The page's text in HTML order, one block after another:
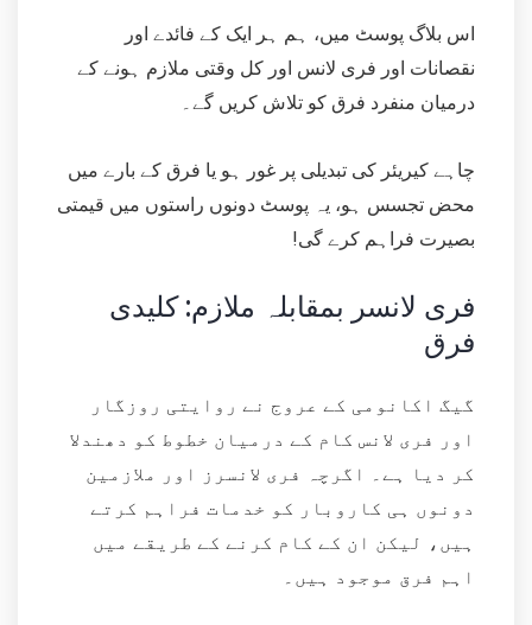
اس بلاگ پوسٹ میں، ہم ہر ایک کے فائدے اور
نقصانات اور فری لانس اور کل وقتی ملازم ہونے کے
درمیان منفرد فرق کو تلاش کریں گے۔
چاہے کیریئر کی تبدیلی پر غور ہو یا فرق کے بارے میں
محض تجسس ہو، یہ پوسٹ دونوں راستوں میں قیمتی
بصیرت فراہم کرے گی!
فری لانسر بمقابلہ ملازم: کلیدی
فرق
گیگ اکانومی کے عروج نے روایتی روزگار
اور فری لانس کام کے درمیان خطوط کو دھندلا
کر دیا ہے۔ اگرچہ فری لانسرز اور ملازمین
دونوں ہی کاروبار کو خدمات فراہم کرتے
ہیں، لیکن ان کے کام کرنے کے طریقے میں
اہم فرق موجود ہیں۔